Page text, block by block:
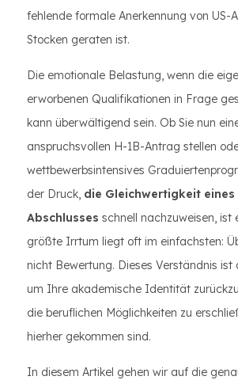
fehlende formale Anerkennung von US-
Stocken geraten ist.
Die emotionale Belastung, wenn die
erworbenen Qualifikationen in Frage
kann überwältigend sein. Ob Sie nun
anspruchsvollen H-1B-Antrag stellen
wettbewerbsintensives
der Druck, die Gleichwertigkeit
Abschlusses schnell nachzuweisen, ist
größte Irrtum liegt oft im einfachsten:
nicht Bewertung. Dieses Verständnis ist
um Ihre akademische Identität
die beruflichen Möglichkeiten zu
hierher gekommen sind.
In diesem Artikel gehen wir auf die